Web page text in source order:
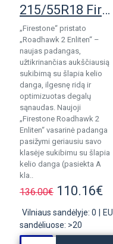
215/55R18 Firestone RoadHawk 2 Enliten
„Firestone“ pristato
„Roadhawk 2 Enliten“ –
naujas padangas,
užtikrinančias aukščiausią
sukibimą su šlapia kelio
danga, ilgesnę ridą ir
optimizuotas degalų
sąnaudas. Naujoji
„Firestone Roadhawk 2
Enliten“ vasarinė padanga
pasižymi geriausiu savo
klasėje sukibimu su šlapia
kelio danga (pasiekta A
kla..
136.00€ 110.16€
Vilniaus sandėlyje: 0
EU
sandėliuose: >20